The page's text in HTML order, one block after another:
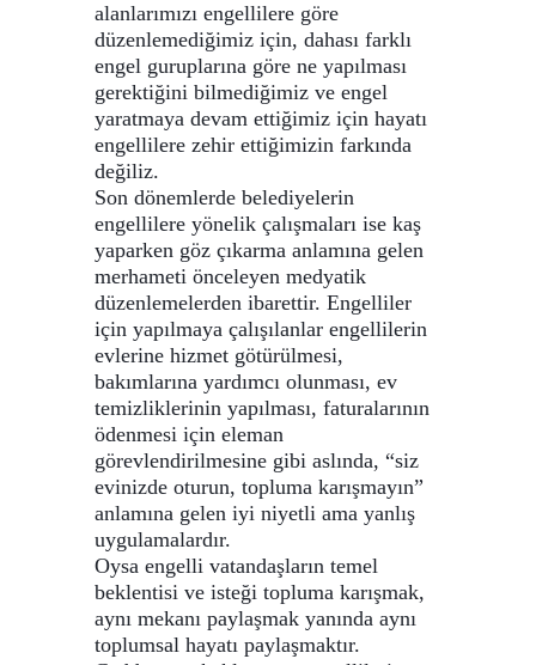
alanlarımızı engellilere göre
düzenlemediğimiz için, dahası farklı
engel guruplarına göre ne yapılması
gerektiğini bilmediğimiz ve engel
yaratmaya devam ettiğimiz için hayatı
engellilere zehir ettiğimizin farkında
değiliz.
Son dönemlerde belediyelerin
engellilere yönelik çalışmaları ise kaş
yaparken göz çıkarma anlamına gelen
merhameti önceleyen medyatik
düzenlemelerden ibarettir. Engelliler
için yapılmaya çalışılanlar engellilerin
evlerine hizmet götürülmesi,
bakımlarına yardımcı olunması, ev
temizliklerinin yapılması, faturalarının
ödenmesi için eleman
görevlendirilmesine gibi aslında, “siz
evinizde oturun, topluma karışmayın”
anlamına gelen iyi niyetli ama yanlış
uygulamalardır.
Oysa engelli vatandaşların temel
beklentisi ve isteği topluma karışmak,
aynı mekanı paylaşmak yanında aynı
toplumsal hayatı paylaşmaktır.